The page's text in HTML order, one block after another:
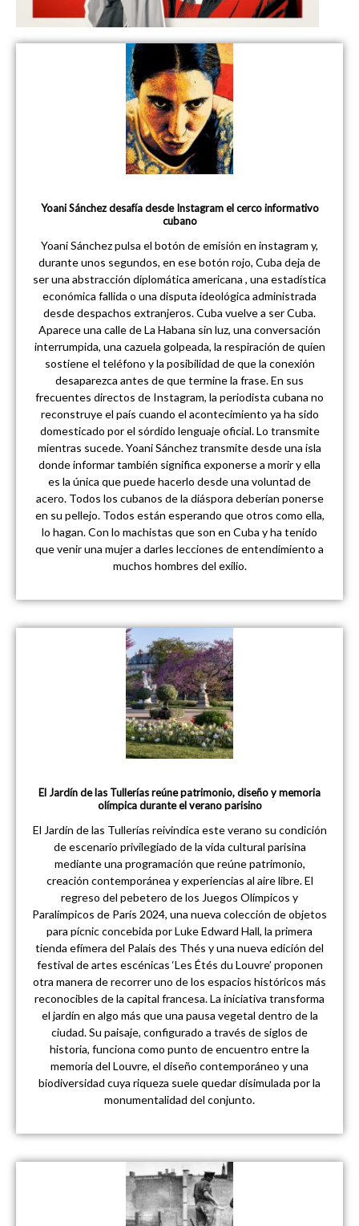
Yoani Sánchez desafía desde Instagram el cerco informativo
cubano
Yoani Sánchez pulsa el botón de emisión en instagram y,
durante unos segundos, en ese botón rojo, Cuba deja de
ser una abstracción diplomática americana , una estadística
económica fallida o una disputa ideológica administrada
desde despachos extranjeros. Cuba vuelve a ser Cuba.
Aparece una calle de La Habana sin luz, una conversación
interrumpida, una cazuela golpeada, la respiración de quien
sostiene el teléfono y la posibilidad de que la conexión
desaparezca antes de que termine la frase. En sus
frecuentes directos de Instagram, la periodista cubana no
reconstruye el país cuando el acontecimiento ya ha sido
domesticado por el sórdido lenguaje oficial. Lo transmite
mientras sucede. Yoani Sánchez transmite desde una isla
donde informar también significa exponerse a morir y ella
es la única que puede hacerlo desde una voluntad de
acero. Todos los cubanos de la diáspora deberían ponerse
en su pellejo. Todos están esperando que otros como ella,
lo hagan. Con lo machistas que son en Cuba y ha tenido
que venir una mujer a darles lecciones de entendimiento a
muchos hombres del exilio.
El Jardín de las Tullerías reúne patrimonio, diseño y memoria
olímpica durante el verano parisino
El Jardín de las Tullerías reivindica este verano su condición
de escenario privilegiado de la vida cultural parisina
mediante una programación que reúne patrimonio,
creación contemporánea y experiencias al aire libre. El
regreso del pebetero de los Juegos Olímpicos y
Paralímpicos de París 2024, una nueva colección de objetos
para pícnic concebida por Luke Edward Hall, la primera
tienda efímera del Palais des Thés y una nueva edición del
festival de artes escénicas ‘Les Étés du Louvre’ proponen
otra manera de recorrer uno de los espacios históricos más
reconocibles de la capital francesa. La iniciativa transforma
el jardín en algo más que una pausa vegetal dentro de la
ciudad. Su paisaje, configurado a través de siglos de
historia, funciona como punto de encuentro entre la
memoria del Louvre, el diseño contemporáneo y una
biodiversidad cuya riqueza suele quedar disimulada por la
monumentalidad del conjunto.